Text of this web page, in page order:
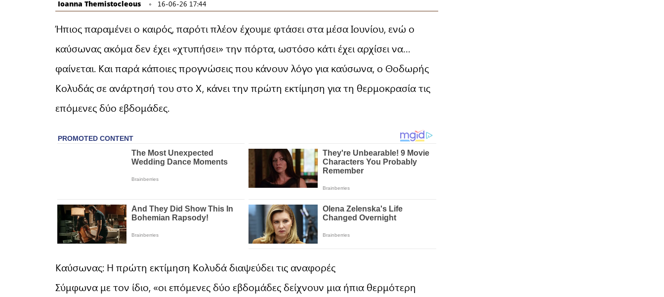
Ioanna Themistocleous 16-06-26 17:44
Ήπιος παραμένει ο καιρός, παρότι πλέον έχουμε φτάσει στα μέσα Ιουνίου, ενώ ο
καύσωνας ακόμα δεν έχει «χτυπήσει» την πόρτα, ωστόσο κάτι έχει αρχίσει να…
φαίνεται. Και παρά κάποιες προγνώσεις που κάνουν λόγο για καύσωνα, ο Θοδωρής
Κολυδάς σε ανάρτησή του στο X, κάνει την πρώτη εκτίμηση για τη θερμοκρασία τις
επόμενες δύο εβδομάδες.
Καύσωνας: Η πρώτη εκτίμηση Κολυδά διαψεύδει τις αναφορές
Σύμφωνα με τον ίδιο, «οι επόμενες δύο εβδομάδες δείχνουν μια ήπια θερμότερη